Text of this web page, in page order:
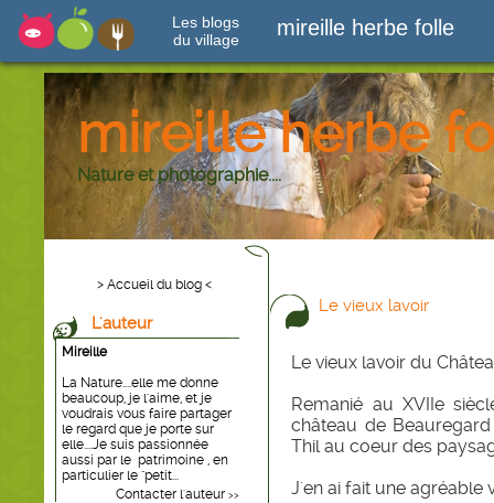
Les blogs
du village
mireille herbe folle
mireille herbe
Nature et photographie....
> Accueil du blog <
L'auteur
Mireille
La Nature....elle me donne
beaucoup, je l'aime, et je
voudrais vous faire partager
le regard que je porte sur
elle....Je suis passionnée
aussi par le patrimoine , en
particulier le "petit...
Contacter l'auteur >>
Le vieux lavoir
Le vieux lavoir du
Remanié au XVIIe
château de
Thil au coeur des
J'en ai fait une agréable